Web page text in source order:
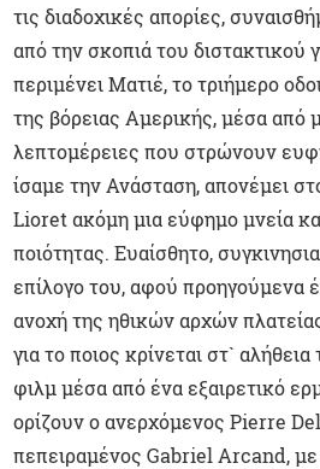
τις διαδοχικές απορίες,
από την σκοπιά του διστακτικού
περιμένει Ματιέ, το τριήμερο
της βόρειας Αμερικής, μέσα από
λεπτομέρειες που στρώνουν
ίσαμε την Ανάσταση, απονέμει
Lioret ακόμη μια εύφημο μνεία
ποιότητας. Ευαίσθητο,
επίλογο του, αφού προηγούμενα
ανοχή της ηθικών αρχών
για το ποιος κρίνεται στ`
φιλμ μέσα από ένα εξαιρετικό
ορίζουν ο ανερχόμενος Pierre
πεπειραμένος Gabriel Arcand, με